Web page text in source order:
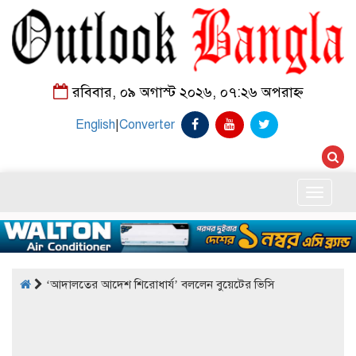
রবিবার, ০৯ অগাস্ট ২০২৬, ০৭:২৬ অপরাহ্ন
English|Converter
‘আদালতের আদেশ শিরোধার্য’ বললেন বুয়েটের ভিসি